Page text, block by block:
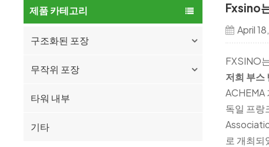
제품 카테고리
구조화된 포장
무작위 포장
타워 내부
기타
Fxsino
April
FXSINO
저희 부
ACHEMA
독일 프랑
로 개최